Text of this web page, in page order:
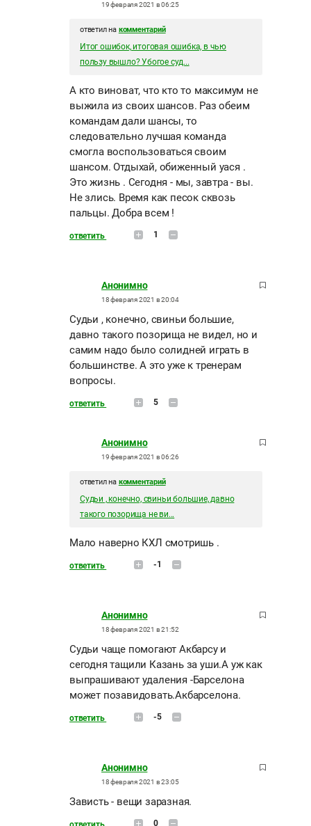
19 февраля 2021 в 06:25
ответил на комментарий
Итог ошибок, итоговая ошибка, в чью
пользу вышло? Убогое суд...
А кто виноват, что кто то максимум не
выжила из своих шансов. Раз обеим
командам дали шансы, то
следовательно лучшая команда
смогла воспользоваться своим
шансом. Отдыхай, обиженный уася .
Это жизнь . Сегодня - мы, завтра - вы.
Не злись. Время как песок сквозь
пальцы. Добра всем !
ответить 1
Анонимно
18 февраля 2021 в 20:04
Судьи , конечно, свиньи большие,
давно такого позорища не видел, но и
самим надо было солидней играть в
большинстве. А это уже к тренерам
вопросы.
ответить 5
Анонимно
19 февраля 2021 в 06:26
ответил на комментарий
Судьи , конечно, свиньи большие, давно
такого позорища не ви...
Мало наверно КХЛ смотришь .
ответить -1
Анонимно
18 февраля 2021 в 21:52
Судьи чаще помогают Акбарсу и
сегодня тащили Казань за уши.А уж как
выпрашивают удаления -Барселона
может позавидовать.Акбарселона.
ответить -5
Анонимно
18 февраля 2021 в 23:05
Зависть - вещи заразная.
0